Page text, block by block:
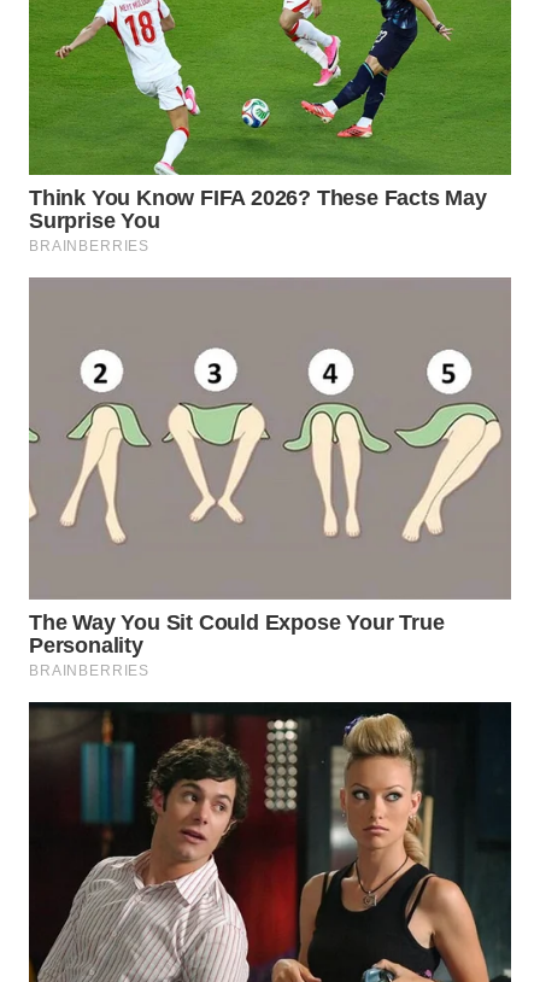
WAHANA
LISTRIK
WAHANA
TRAVEL
WAHANA
TV
WAHANANEWS
WAHANANEWS
CO ID
WAHANANEWS
NET
WAHANA
WAHANA
UMKM
WAHANA
SELEB
WAHANA
PERSONA
WAHANA
OTOMOTIF